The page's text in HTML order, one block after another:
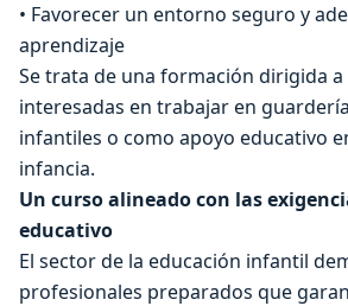
• Favorecer un entorno seguro y
aprendizaje
Se trata de una formación dirigida a
interesadas en trabajar en
infantiles o como apoyo educativo
infancia.
Un curso alineado con las
educativo
El sector de la educación infantil
profesionales preparados que